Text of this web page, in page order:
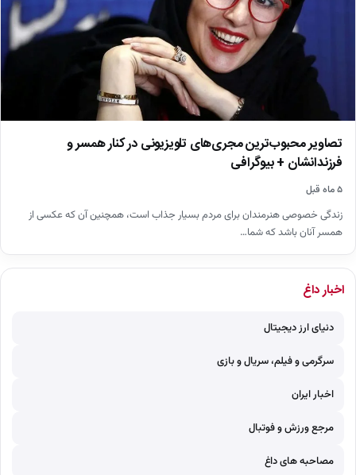
تصاویر محبوب‌ترین مجری‌های تلویزیونی در کنار همسر و
فرزندانشان + بیوگرافی
۵ ماه قبل
زندگی خصوصی هنرمندان برای مردم بسیار جذاب است، همچنین آن که عکسی از
همسر آنان باشد که شما…
اخبار داغ
دنیای ارز دیجیتال
سرگرمی و فیلم، سریال و بازی
اخبار ایران
مرجع ورزش و فوتبال
مصاحبه های داغ